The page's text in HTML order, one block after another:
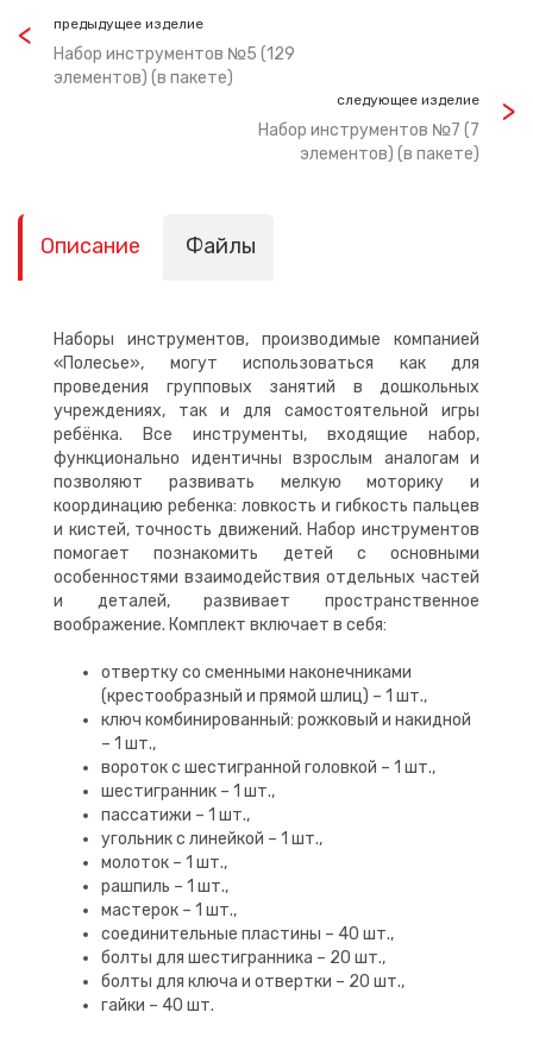
предыдущее изделие
Набор инструментов №5 (129
элементов) (в пакете)
следующее изделие
Набор инструментов №7 (7
элементов) (в пакете)
Описание Файлы
Наборы инструментов, производимые компанией
«Полесье», могут использоваться как для
проведения групповых занятий в дошкольных
учреждениях, так и для самостоятельной игры
ребёнка. Все инструменты, входящие набор,
функционально идентичны взрослым аналогам и
позволяют развивать мелкую моторику и
координацию ребенка: ловкость и гибкость пальцев
и кистей, точность движений. Набор инструментов
помогает познакомить детей с основными
особенностями взаимодействия отдельных частей
и деталей, развивает пространственное
воображение. Комплект включает в себя:
отвертку со сменными наконечниками
(крестообразный и прямой шлиц) – 1 шт.,
ключ комбинированный: рожковый и накидной
– 1 шт.,
вороток с шестигранной головкой – 1 шт.,
шестигранник – 1 шт.,
пассатижи – 1 шт.,
угольник с линейкой – 1 шт.,
молоток – 1 шт.,
рашпиль – 1 шт.,
мастерок – 1 шт.,
соединительные пластины – 40 шт.,
болты для шестигранника – 20 шт.,
болты для ключа и отвертки – 20 шт.,
гайки – 40 шт.